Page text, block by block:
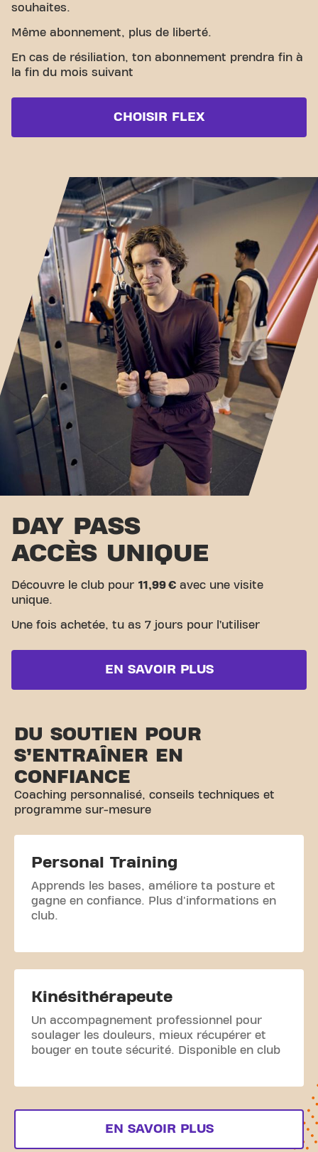
souhaites.
Même abonnement, plus de liberté.
En cas de résiliation, ton abonnement prendra fin à
la fin du mois suivant
CHOISIR FLEX
DAY PASS
ACCÈS UNIQUE
Découvre le club pour 11,99 € avec une visite
unique.
Une fois achetée, tu as 7 jours pour l’utiliser
EN SAVOIR PLUS
DU SOUTIEN POUR
S’ENTRAÎNER EN
CONFIANCE
Coaching personnalisé, conseils techniques et
programme sur-mesure
Personal Training
Apprends les bases, améliore ta posture et
gagne en confiance. Plus d'informations en
club.
Kinésithérapeute
Un accompagnement professionnel pour
soulager les douleurs, mieux récupérer et
bouger en toute sécurité. Disponible en club
EN SAVOIR PLUS